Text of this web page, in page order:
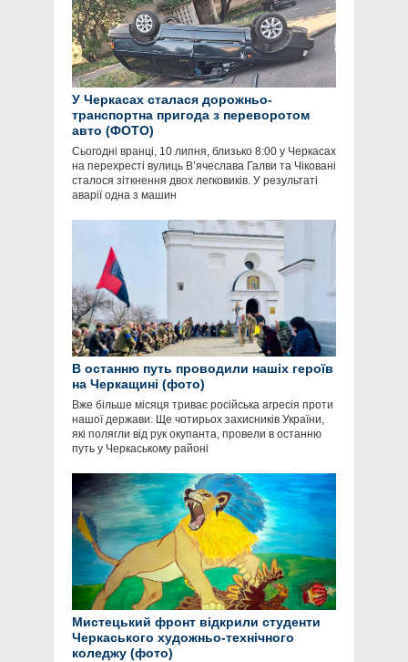
У Черкасах сталася дорожньо-
транспортна пригода з переворотом
авто (ФОТО)
Сьогодні вранці, 10 липня, близько 8:00 у Черкасах
на перехресті вулиць В’ячеслава Галви та Чіковані
сталося зіткнення двох легковиків. У результаті
аварії одна з машин
В останню путь проводили нашіх героїв
на Черкащині (фото)
Вже більше місяця триває російська агресія проти
нашої держави. Ще чотирьох захисників України,
які полягли від рук окупанта, провели в останню
путь у Черкаському районі
Мистецький фронт відкрили студенти
Черкаського художньо-технічного
коледжу (фото)